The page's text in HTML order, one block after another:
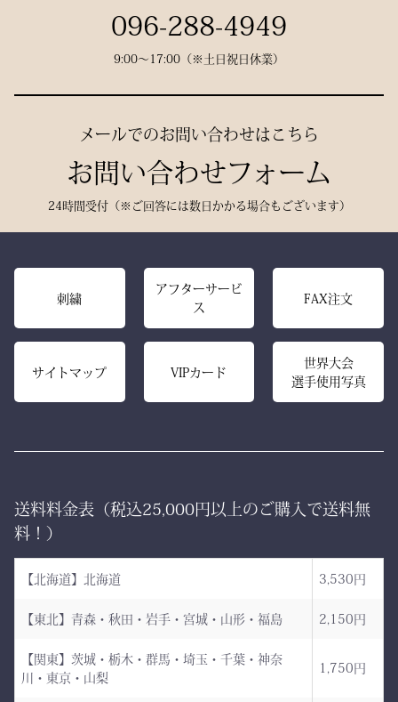
生地には、埼玉・武州の老
深みある色合いと、驚くほ
どの軽やかさを兼ね備え、
手にした瞬間、ふわりと温
もりを感じる風格ある仕上
がりです。
また、日本製の高精度アイ
ロン技術と熟練の縫製によ
り、
ち姿までも凛々しく映えま
日本が世界に誇る本物の
袴、その風合いをぜひご体
感ください。
統の一着 ― 武州金橋
8800 木綿袴 ―
試合会場で竹刀袋を手に取
った瞬間、
「何だ、あれは？」と視線
感を放つ――それがベルベ
ットの力です。
派手ではない。だが、圧倒
的にかっこいい。
える竹刀袋です。
く守るクッション構造。
高密度ベルベットと日本製
「見た目だけ」では終わら
ます。
ただ運ぶための袋ではあり
これは、
096-288-4949
9:00〜17:00（※土日祝日休業）
メールでのお問い合わせはこちら
お問い合わせフォーム
24時間受付（※ご回答には数日かかる場合もございます）
刺繍
アフターサービ
ス
FAX注文
サイトマップ VIPカード
世界大会
選手使用写真
送料料金表（税込25,000円以上のご購入で送料無
料！）
【北海道】北海道 3,530円
【東北】青森・秋田・岩手・宮城・山形・福島 2,150円
【関東】茨城・栃木・群馬・埼玉・千葉・神奈
川・東京・山梨
1,750円